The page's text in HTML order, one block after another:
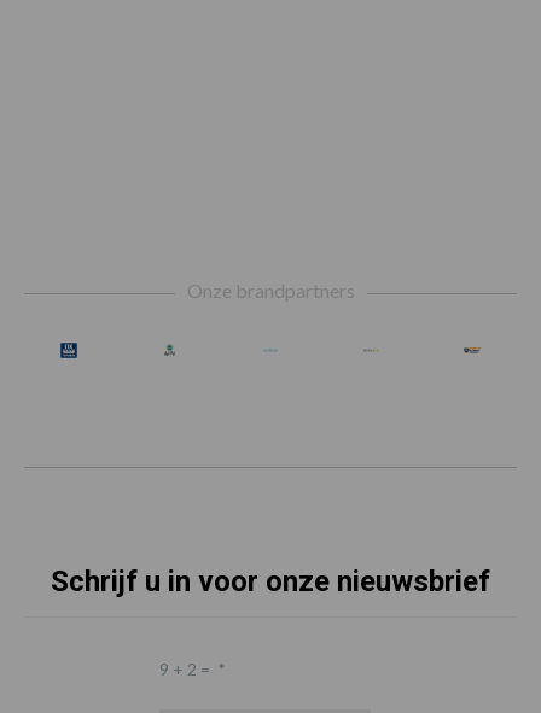
Onze brandpartners
Schrijf u in voor onze nieuwsbrief
9 + 2 = *